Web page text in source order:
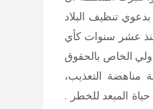
تنظيف البلاد
منذ عشر سنوات كأي
الخاص بالحقوق
مناهضة التعذيب،
المبعد للخطر .